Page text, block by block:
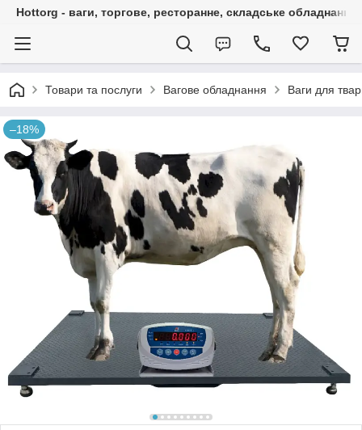
Hottorg - ваги, торгове, ресторанне, складське обладнання
Товари та послуги Вагове обладнання Ваги для
–18%